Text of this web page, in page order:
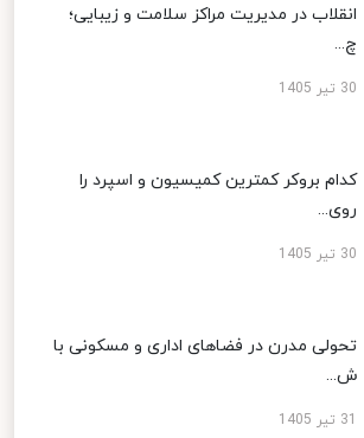
انقلاب در مدیریت مراکز سلامت و زیبایی؛
چ...
30 تیر 1405
کدام بروکر کمترین کمیسیون و اسپرد را
روی...
30 تیر 1405
تحولی مدرن در فضاهای اداری و مسکونی با
ش...